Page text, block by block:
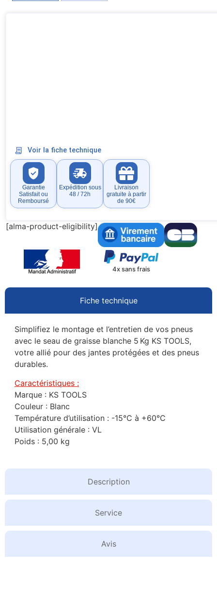
Voir la fiche technique
Garantie
Satisfait ou
Remboursé
Expédition sous
48 / 72h
Livraison
gratuite à partir
de 90€
[alma-product-eligibility]
4x sans frais
Fiche technique
Description
Service
Avis
Simplifiez le montage et l’entretien de vos pneus
avec le seau de graisse blanche 5 Kg KS TOOLS,
votre allié pour des jantes protégées et des pneus
durables.
Caractéristiques :
Marque : KS TOOLS
Couleur : Blanc
Température d’utilisation : -15°C à +60°C
Utilisation générale : VL
Poids : 5,00 kg